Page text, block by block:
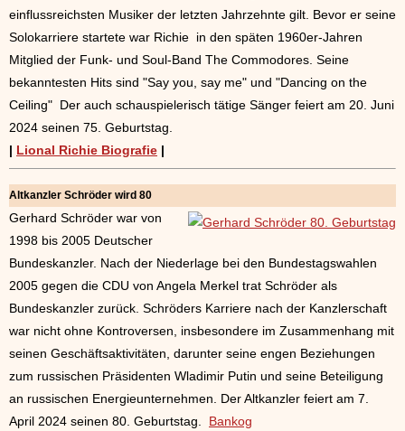
einflussreichsten Musiker der letzten Jahrzehnte gilt. Bevor er seine
Solokarriere startete war Richie in den späten 1960er-Jahren
Mitglied der Funk- und Soul-Band The Commodores. Seine
bekanntesten Hits sind "Say you, say me" und "Dancing on the
Ceiling" Der auch schauspielerisch tätige Sänger feiert am 20. Juni
2024 seinen 75. Geburtstag.
| Lional Richie Biografie |
Altkanzler Schröder wird 80
Gerhard Schröder war von
1998 bis 2005 Deutscher
Bundeskanzler. Nach der Niederlage bei den Bundestagswahlen
2005 gegen die CDU von Angela Merkel trat Schröder als
Bundeskanzler zurück. Schröders Karriere nach der Kanzlerschaft
war nicht ohne Kontroversen, insbesondere im Zusammenhang mit
seinen Geschäftsaktivitäten, darunter seine engen Beziehungen
zum russischen Präsidenten Wladimir Putin und seine Beteiligung
an russischen Energieunternehmen. Der Altkanzler feiert am 7.
April 2024 seinen 80. Geburtstag. Bankog